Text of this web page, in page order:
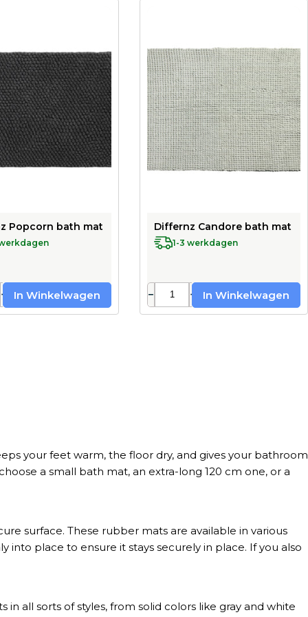
cm - taupefor underfloor heating - 60 x 90 cm - blue
Popcorn bath mat 100% cotton - suitable for underfloor
+ In Winkelwagen
Differnz Candore bath mat
1-3 werkdagen
− + In Winkelwagen
your feet warm, the floor dry, and gives your bathroom
a small bath mat, an extra-long 120 cm one, or a
surface. These rubber mats are available in various
place to ensure it stays securely in place. If you also
in all sorts of styles, from solid colors like gray and white